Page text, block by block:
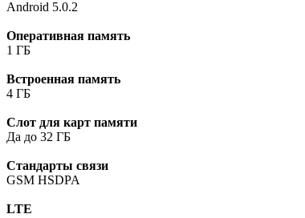
Android 5.0.2
Оперативная память
1 ГБ
Встроенная память
4 ГБ
Слот для карт памяти
Да до 32 ГБ
Стандарты связи
GSM HSDPA
LTE